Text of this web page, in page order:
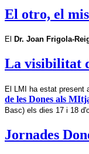
El otro, el
El Dr. Joan Frigola-
La visibilitat
El LMI ha estat present
de les Dones als
Basc) els dies 17 i 18
Jornades